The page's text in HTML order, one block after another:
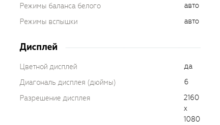
Режимы баланса белого
авто
Режимы вспышки
авто
Дисплей
Цветной дисплей
да
Диагональ дисплея (дюймы)
6
Разрешение дисплея
2160
x
1080